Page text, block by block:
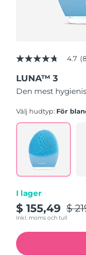
4.7
of
5
stars,
rating
Read
Reviews.
Same
page
link.
4.7
LUNA™ 3
Den mest
Välj hudtyp: För
I lager
$ 155,49 $
Inkl. moms och tull